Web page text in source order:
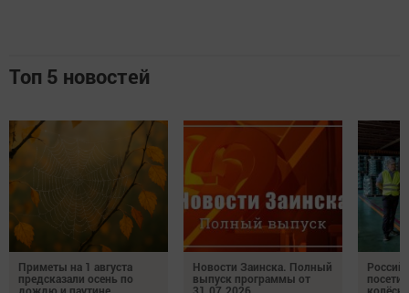
Топ 5 новостей
Приметы на 1 августа
предсказали осень по
Новости Заинска. Полный
выпуск программы от